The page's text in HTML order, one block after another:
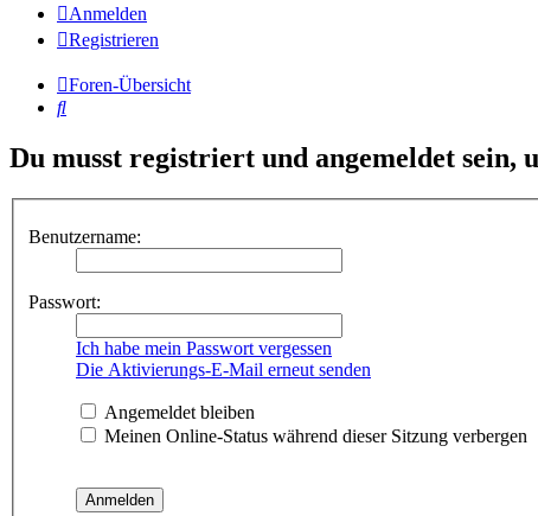
Anmelden
Registrieren
Foren-Übersicht
Suche
Du musst registriert und angemeldet sein,
Benutzername:
Passwort:
Ich habe mein Passwort vergessen
Die Aktivierungs-E-Mail erneut senden
Angemeldet bleiben
Meinen Online-Status während dieser Sitzung verbergen